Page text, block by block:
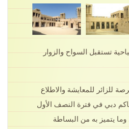
تستقبل السواح والزوار
للزائر للمعايشة والاطلاع
دبي في فترة النصف الأول
يتميز به من البساطة